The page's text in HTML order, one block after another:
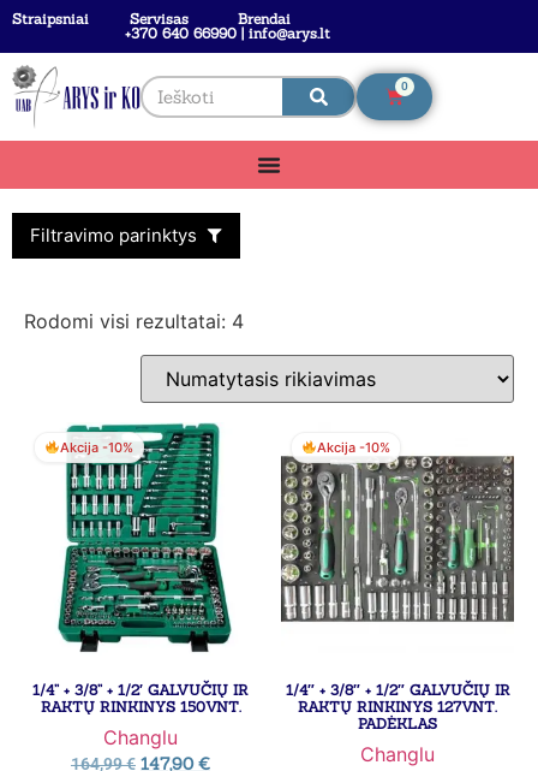
Straipsniai Servisas
Brendai
+370 640 66990 | info@arys.lt
0
Filtravimo parinktys
Rodomi visi rezultatai: 4
Akcija -10%
1/4” + 3/8” + 1/2′ GALVUČIŲ IR
RAKTŲ RINKINYS 150VNT.
Changlu
164,99€ 147,90€
Akcija -10%
1/4″ + 3/8″ + 1/2″ GALVUČIŲ IR
RAKTŲ RINKINYS 127VNT.
PADĖKLAS
Changlu